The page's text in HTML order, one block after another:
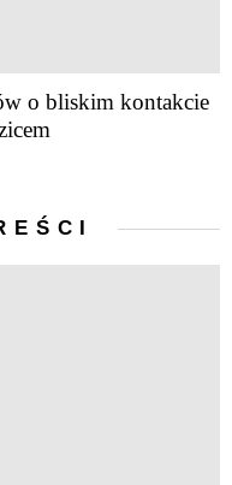
o bliskim kontakcie